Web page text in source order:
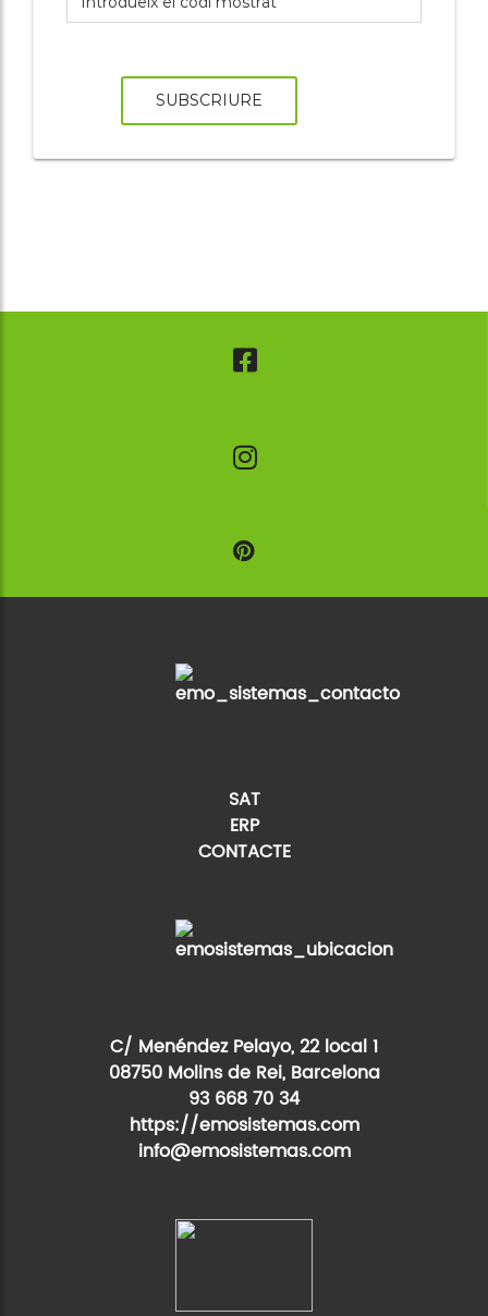
SUBSCRIURE
SAT
ERP
CONTACTE
C/ Menéndez Pelayo, 22 local 1
08750 Molins de Rei, Barcelona
93 668 70 34
https://emosistemas.com
info@emosistemas.com